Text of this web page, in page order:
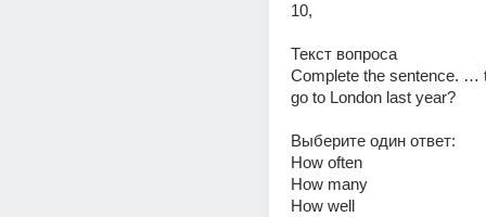
10,
Текст вопроса
Complete the sentence. …
go to London last year?
Выберите один ответ:
How often
How many
How well